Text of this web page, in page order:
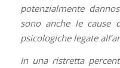
potenzialmente
sono anche le cause
psicologiche legate
In una ristretta